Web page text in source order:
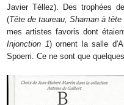
Javier Téllez). Des trophées
(Tête de taureau, Shaman à
mes artistes favoris dont
Injonction 1) ornent la salle
Spoerri. Ce ne sont que